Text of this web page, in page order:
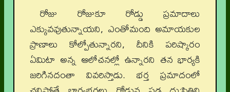
రోజు రోజుకూ రోడ్డు ప్రమాదాలు
ఎక్కువవుతున్నాయని, ఎంతోమంది అమాయకుల
ప్రాణాలు కోల్పోతున్నారని, దీనికి పరిష్కారం
ఏమిటా అన్న ఆలోచనల్లో ఉన్నారని తన భార్యకి
జరిగినదంతా వివరిస్తాడు. భర్త ప్రమాదంలో